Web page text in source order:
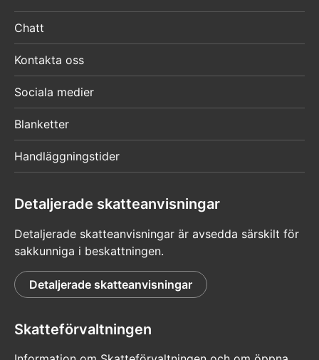
Chatt
Kontakta oss
Sociala medier
Blanketter
Handläggningstider
Detaljerade skatteanvisningar
Detaljerade skatteanvisningar är avsedda särskilt för
sakkunniga i beskattningen.
Detaljerade skatteanvisningar
Skatteförvaltningen